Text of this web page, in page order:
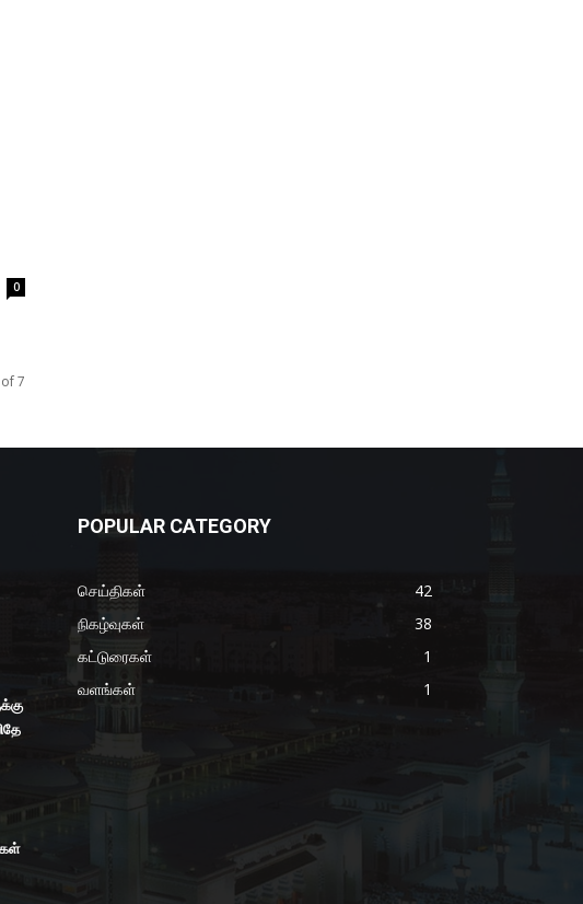
0
7
POPULAR CATEGORY
செய்திகள்
42
நிகழ்வுகள்
38
கட்டுரைகள்
1
வளங்கள்
1